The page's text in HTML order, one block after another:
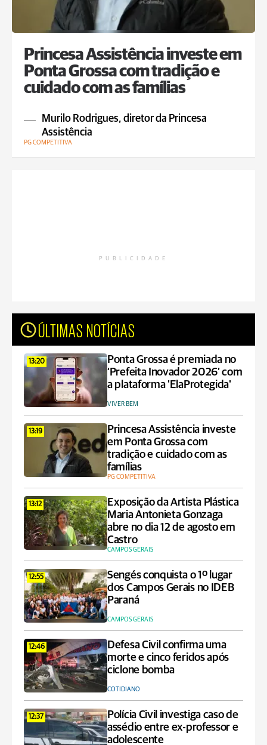
Princesa Assistência investe em
Ponta Grossa com tradição e
cuidado com as famílias
Murilo Rodrigues, diretor da Princesa
Assistência
PG COMPETITIVA
PUBLICIDADE
ÚLTIMAS NOTÍCIAS
13:20
Ponta Grossa é premiada no
‘Prefeita Inovador 2026’ com
a plataforma 'ElaProtegida'
VIVER BEM
13:19
Princesa Assistência investe
em Ponta Grossa com
tradição e cuidado com as
famílias
PG COMPETITIVA
13:12
Exposição da Artista Plástica
Maria Antonieta Gonzaga
abre no dia 12 de agosto em
Castro
CAMPOS GERAIS
12:55
Sengés conquista o 1º lugar
dos Campos Gerais no IDEB
Paraná
CAMPOS GERAIS
12:46
Defesa Civil confirma uma
morte e cinco feridos após
ciclone bomba
COTIDIANO
12:37
Polícia Civil investiga caso de
assédio entre ex-professor e
adolescente